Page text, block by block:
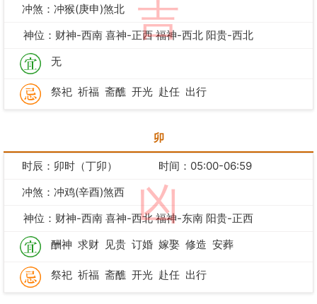
吉
冲煞：冲猴(庚申)煞北
神位：财神-西南 喜神-正西 福神-西北 阳贵-西北
无
祭祀 祈福 斋醮 开光 赴任 出行
卯
凶
时辰：卯时（丁卯）
时间：05:00-06:59
冲煞：冲鸡(辛酉)煞西
神位：财神-西南 喜神-西北 福神-东南 阳贵-正西
酬神 求财 见贵 订婚 嫁娶 修造 安葬
祭祀 祈福 斋醮 开光 赴任 出行